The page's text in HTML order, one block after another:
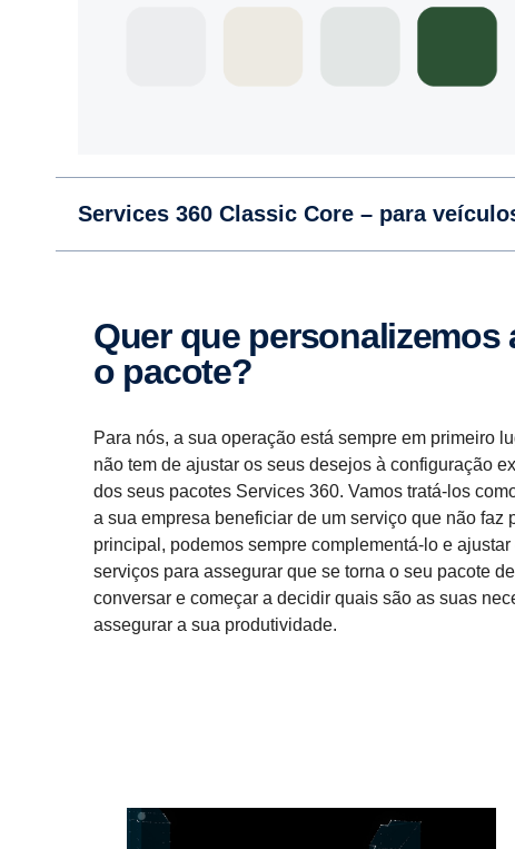
Services 360 Classic Core – para
Quer que perso­na­li­zemos ainda mais
o pacote?
Para nós, a sua operação está sempre em primeiro
não tem de ajustar os seus desejos à configuração
dos seus pacotes Services 360. Vamos tratá-los
a sua empresa beneficiar de um serviço que não faz
principal, podemos sempre complementá-lo e
serviços para assegurar que se torna o seu pacote
conversar e começar a decidir quais são as suas
assegurar a sua produtividade.